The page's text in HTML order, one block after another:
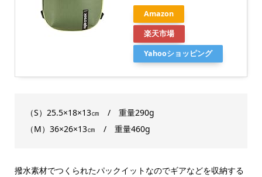
Amazon
楽天市場
Yahooショッピング
（S）25.5×18×13㎝ / 重量290g
（M）36×26×13㎝ / 重量460g
撥水素材でつくられたパックイットなのでギアなどを収納する